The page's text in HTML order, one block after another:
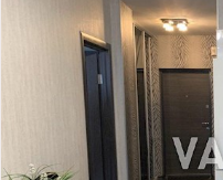
парковки и удобные
для комфортного
специальными зонами для
инфраструктура закрытого
спортивные площадки и
прогулочные зоны; детские
учреждения и детские
супермаркеты, а также